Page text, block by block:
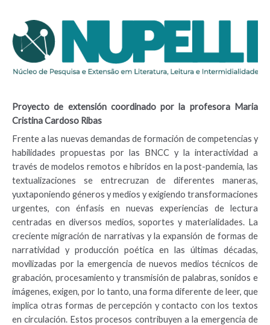
Proyecto de extensión coordinado por la profesora Maria
Cristina Cardoso Ribas
Frente a las nuevas demandas de formación de competencias y
habilidades propuestas por las BNCC y la interactividad a
través de modelos remotos e híbridos en la post-pandemia, las
textualizaciones se entrecruzan de diferentes maneras,
yuxtaponiendo géneros y medios y exigiendo transformaciones
urgentes, con énfasis en nuevas experiencias de lectura
centradas en diversos medios, soportes y materialidades. La
creciente migración de narrativas y la expansión de formas de
narratividad y producción poética en las últimas décadas,
movilizadas por la emergencia de nuevos medios técnicos de
grabación, procesamiento y transmisión de palabras, sonidos e
imágenes, exigen, por lo tanto, una forma diferente de leer, que
implica otras formas de percepción y contacto con los textos
en circulación. Estos procesos contribuyen a la emergencia de